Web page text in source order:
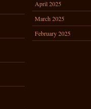
April 2025
March 2025
February 2025